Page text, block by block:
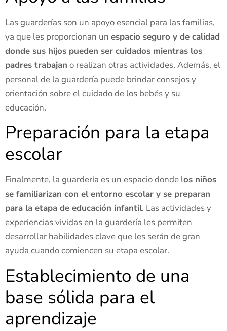
Las guarderías son un apoyo esencial para las familias,
ya que les proporcionan un espacio seguro y de calidad
donde sus hijos pueden ser cuidados mientras los
padres trabajan o realizan otras actividades. Además, el
personal de la guardería puede brindar consejos y
orientación sobre el cuidado de los bebés y su
educación.
Preparación para la etapa
escolar
Finalmente, la guardería es un espacio donde los niños
se familiarizan con el entorno escolar y se preparan
para la etapa de educación infantil. Las actividades y
experiencias vividas en la guardería les permiten
desarrollar habilidades clave que les serán de gran
ayuda cuando comiencen su etapa escolar.
Establecimiento de una
base sólida para el
aprendizaje